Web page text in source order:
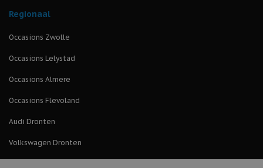
Regionaal
Occasions Zwolle
Occasions Lelystad
Occasions Almere
Occasions Flevoland
Audi Dronten
Volkswagen Dronten